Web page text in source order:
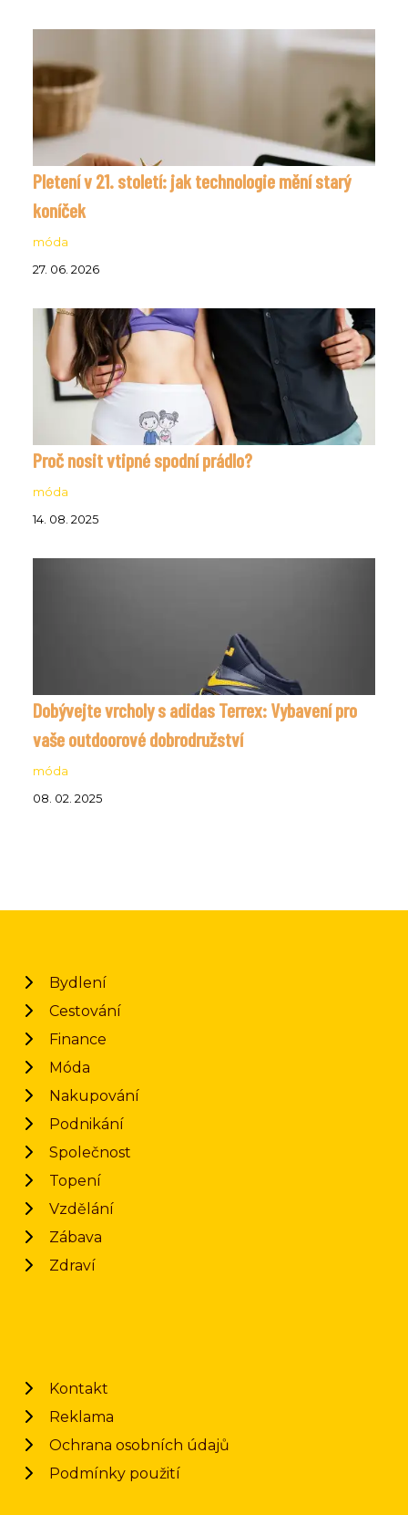
Pletení v 21. století: jak technologie mění starý
koníček
móda
27. 06. 2026
Proč nosit vtipné spodní prádlo?
móda
14. 08. 2025
Dobývejte vrcholy s adidas Terrex: Vybavení pro
vaše outdoorové dobrodružství
móda
08. 02. 2025
Bydlení
Cestování
Finance
Móda
Nakupování
Podnikání
Společnost
Topení
Vzdělání
Zábava
Zdraví
Kontakt
Reklama
Ochrana osobních údajů
Podmínky použití